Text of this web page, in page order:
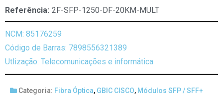
Referência: 2F-SFP-1250-DF-20KM-MULT
NCM: 85176259
Código de Barras: 7898556321389
Utlização: Telecomunicações e informática
Categoria: Fibra Óptica, GBIC CISCO, Módulos SFP / SFF+